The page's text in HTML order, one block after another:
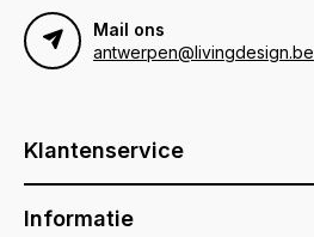
Mail ons
antwerpen@livingdesign.be
Klantenservice
Informatie